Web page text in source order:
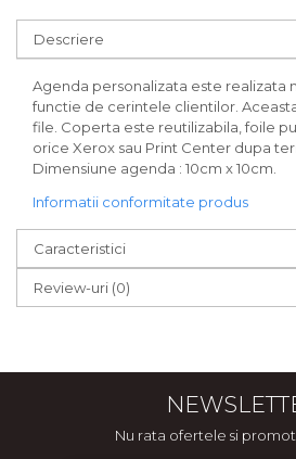
Descriere
Agenda personalizata este realizata
functie de cerintele clientilor.
file. Coperta este reutilizabila, foile
orice Xerox sau Print Center dupa
Dimensiune agenda : 10cm x 10cm.
Informatii conformitate produs
Caracteristici
Review-uri (0)
Nu rata ofertele si